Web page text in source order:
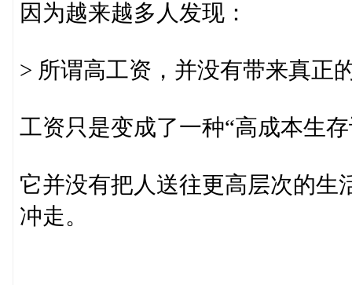
因为越来越多人发现：
> 所谓高工资，并没有带来真正
工资只是变成了一种“高成本生
它并没有把人送往更高层次的生
冲走。